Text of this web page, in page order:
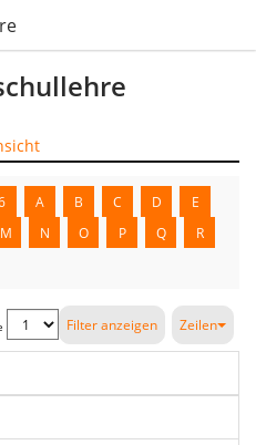
A B C D
E
M N O P Q
R
Filter anzeigen Zeilen